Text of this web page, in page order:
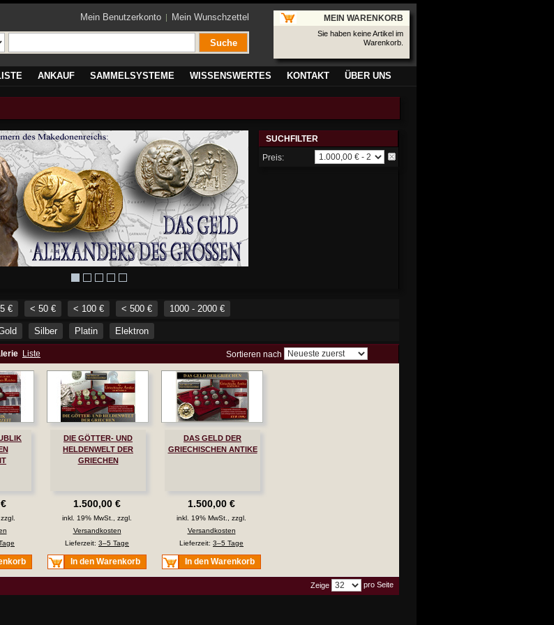
Mein Benutzerkonto Mein Wunschzettel
Suche
MEIN WARENKORB
Sie haben keine Artikel im
Warenkorb.
ANKAUF SAMMELSYSTEME WISSENSWERTES KONTAKT ÜBER UNS
SUCHFILTER
Preis:
€ < 50 € < 100 € < 500 € 1000 - 2000 €
Silber Platin Elektron
Liste Sortieren nach
DIE GÖTTER- UND
HELDENWELT DER
GRIECHEN
1.500,00 €
inkl. 19% MwSt., zzgl.
Versandkosten
Lieferzeit: 3–5 Tage
In den Warenkorb
DAS GELD DER
GRIECHISCHEN ANTIKE
1.500,00 €
inkl. 19% MwSt., zzgl.
Versandkosten
Lieferzeit: 3–5 Tage
In den Warenkorb
Zeige pro Seite